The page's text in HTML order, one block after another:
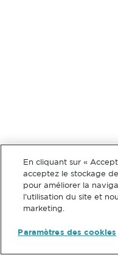
En cliquant sur «
acceptez le stockage
pour améliorer la
l’utilisation du site et
marketing.
Paramètres des cookies